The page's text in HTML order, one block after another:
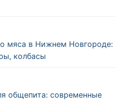
мяса в Нижнем Новгороде:
колбасы
общепита: современные